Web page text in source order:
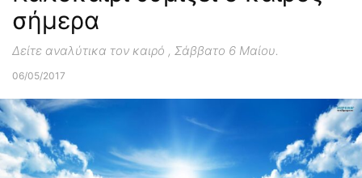
σήμερα
Δείτε αναλύτικα τον καιρό , Σάββατο 6 Μαίου.
06/05/2017